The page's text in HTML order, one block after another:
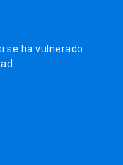
se ha vulnerado